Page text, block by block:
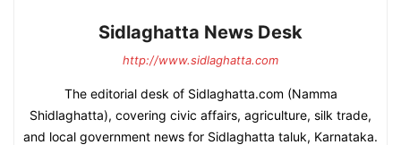
Sidlaghatta News Desk
http://www.sidlaghatta.com
The editorial desk of Sidlaghatta.com (Namma
Shidlaghatta), covering civic affairs, agriculture, silk trade,
and local government news for Sidlaghatta taluk, Karnataka.